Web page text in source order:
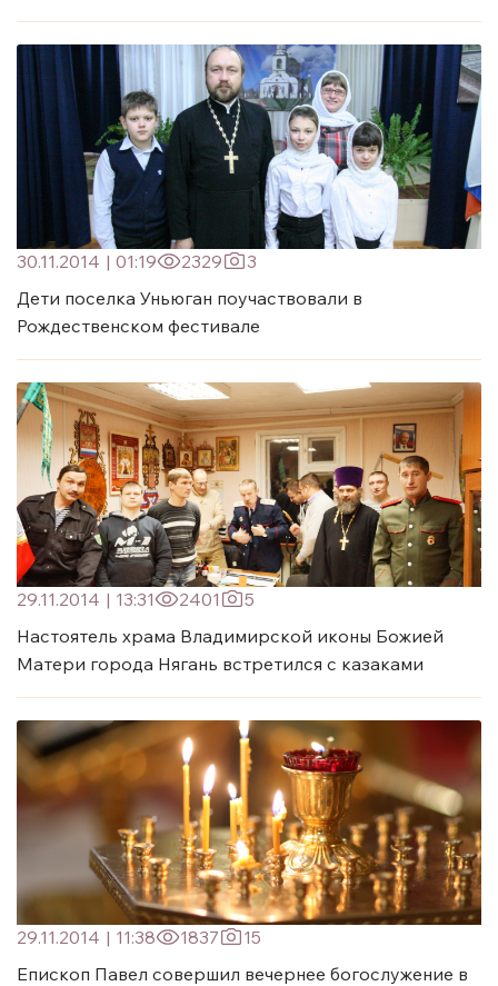
30.11.2014 | 01:19 2329
3
Дети поселка Уньюган поучаствовали в
Рождественском фестивале
29.11.2014 | 13:31 2401
5
Настоятель храма Владимирской иконы Божией
Матери города Нягань встретился с казаками
29.11.2014 | 11:38 1837
15
Епископ Павел совершил вечернее богослужение в